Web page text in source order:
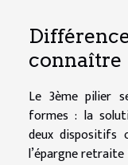
connaître
Le 3ème pilier
formes : la
deux dispositifs
l’épargne